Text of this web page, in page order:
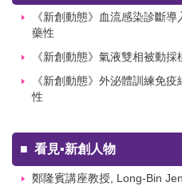
《新創動態》血流感染診斷
藥性
《新創動態》氣液雙相被動
《新創動態》外泌體訓練免
性
■ 看見▪新創人物
鄭隆賓講座教授, Long-Bin